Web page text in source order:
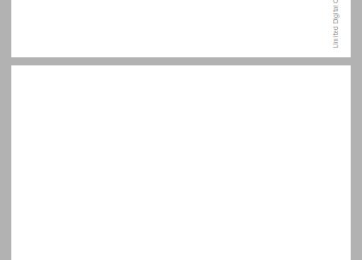
למה דווקא עכשיו? מוצאי השבעה באוקטובר ... 7